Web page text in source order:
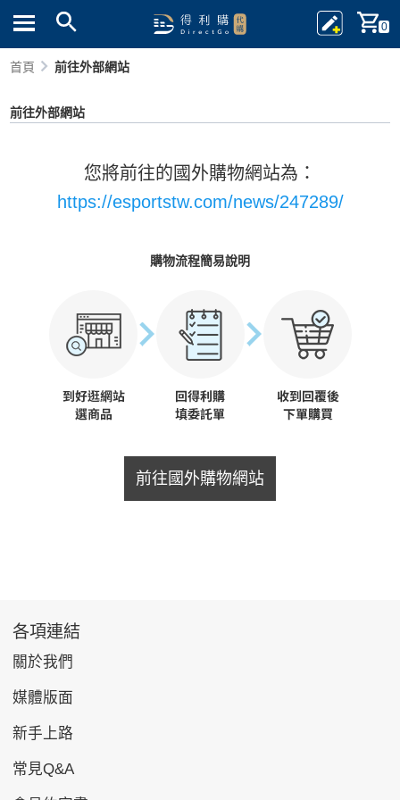
0
首頁 前往外部網站
前往外部網站
您將前往的國外購物網站為：
https://esportstw.com/news/247289/
購物流程簡易說明
前往國外購物網站
各項連結
關於我們
媒體版面
新手上路
常見Q&A